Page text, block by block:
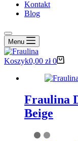
Kontakt
Blog
Menu
Koszyk0,00 zł 0
Fraulina
Beige